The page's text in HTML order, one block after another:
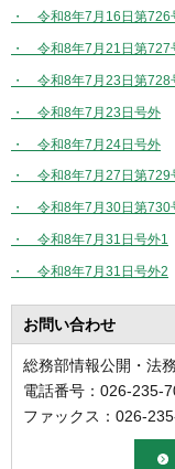
・ 令和8年7月16日第726
・ 令和8年7月21日第727
・ 令和8年7月23日第728
・ 令和8年7月23日号外
・ 令和8年7月24日号外
・ 令和8年7月27日第729
・ 令和8年7月30日第730
・ 令和8年7月31日号外1
・ 令和8年7月31日号外2
お問い合わせ
総務部情報公開・法
電話番号：026-235-
ファックス：026-